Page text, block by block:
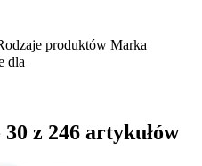
produktów Marka
dla
z 246 artykułów